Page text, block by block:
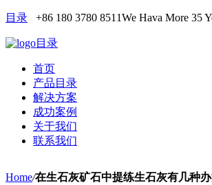
目录 +86 180 3780 8511We Hava More 35
目录
首页
产品目录
解决方案
成功案例
关于我们
联系我们
Home/在生石灰矿石中提练生石灰有几种